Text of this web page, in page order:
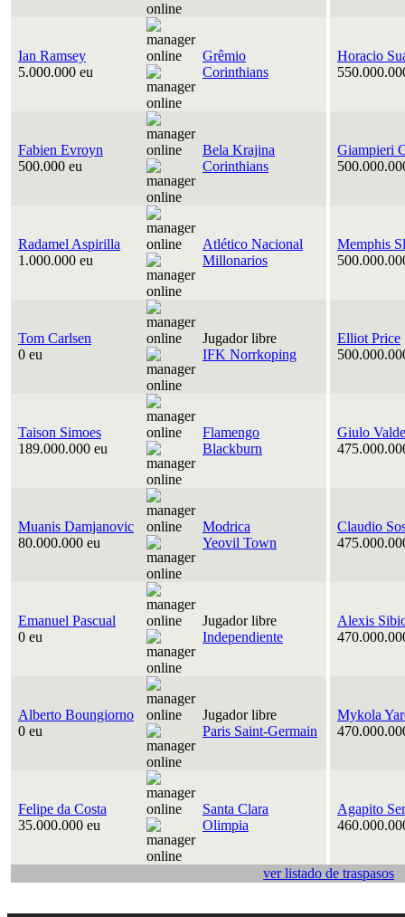
Ian Ramsey
5.000.000 eu
Grêmio
Corinthians
Horacio
Fabien Evroyn
500.000 eu
Bela Krajina
Corinthians
Giampieri
Radamel Aspirilla
1.000.000 eu
Atlético Nacional
Millonarios
Memphis
Tom Carlsen
0 eu
Jugador libre
IFK Norrkoping
Elliot Price
Taison Simoes
189.000.000 eu
Flamengo
Blackburn
Giulo
Muanis Damjanovic
80.000.000 eu
Modrica
Yeovil Town
Claudio
Emanuel Pascual
0 eu
Jugador libre
Independiente
Alexis
Alberto Boungiorno
0 eu
Jugador libre
Paris Saint-Germain
Mykola
Felipe da Costa
35.000.000 eu
Santa Clara
Olimpia
Agapito
ver listado de traspasos